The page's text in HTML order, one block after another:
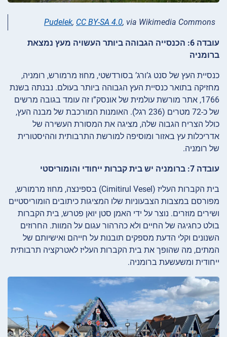
Pudelek, CC BY-SA 4.0, via Wikimedia Commons
עובדה 6: הכנסייה הגבוהה ביותר העשויה מעץ נמצאת
ברומניה
כנסיית העץ של סנט ג’ורג’ בסורדשטי, מחוז מרמורש, רומניה,
מחזיקה בתואר כנסיית העץ הגבוהה ביותר בעולם. נבנתה בשנת
1766, אתר מורשת עולמית של אונסק”ו זה עומד בגובה מרשים
של כ-72 מטרים (236 רגל). האומנות המורכבת של מבנה העץ,
כולל הצריח הגבוה שלה, מציגה את המסורת העשירה של
אדריכלות עץ באזור ומוסיפה למורשת התרבותית וההיסטורית
של רומניה.
עובדה 7: ברומניה יש בית קברות ייחודי והומוריסטי
בית הקברות העליז (Cimitirul Vesel) בספינצה, מחוז מרמורש,
מפורסם במצבות הצבעוניות שלו המציגות כיתובים הומוריסטיים
ושירים מוזרים. נוצר על ידי האמן סטן יואן פטרש, בית הקברות
בולט כחגיגה של החיים ולא כהרהור עגום על המוות. החרוזים
השנונים וקלי הדעת מספקים תובנות על חייהם ואישיותם של
המתים, מה שהופך את בית הקברות העליז לאטרקציה תרבותית
ייחודית ומשעשעת ברומניה.